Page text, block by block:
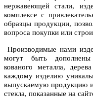
нержавеющей стали,
комплексе с
образцы продукции,
вопроса покупки или
Производимые нами
могут быть дополнены
кованого металла,
каждому изделию
выпускаемую продукцию
стекла, показанные на